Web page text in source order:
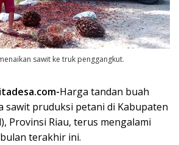
sawit ke truk penggangkut.
Harga tandan buah
sawit pruduksi petani di Kabupaten
Provinsi Riau, terus mengalami
terakhir ini.